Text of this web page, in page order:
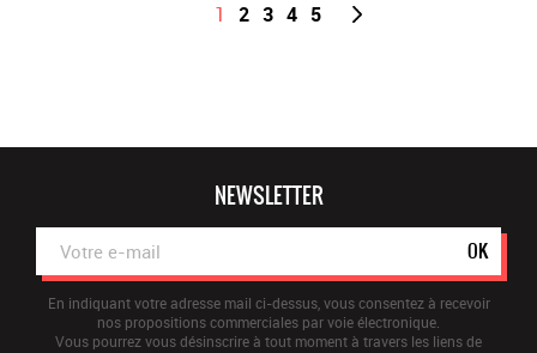
1 2 3 4 5
NEWSLETTER
OK
En indiquant votre adresse mail ci-dessus, vous consentez à recevoir
nos propositions commerciales par voie électronique.
Vous pourrez vous désinscrire à tout moment à travers les liens de